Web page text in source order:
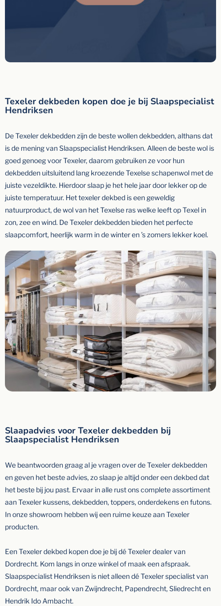
Texeler dekbeden kopen doe je bij Slaapspecialist
Hendriksen
De Texeler dekbedden zijn de beste wollen dekbedden, althans dat
is de mening van Slaapspecialist Hendriksen. Alleen de beste wol is
goed genoeg voor Texeler, daarom gebruiken ze voor hun
dekbedden uitsluitend lang kroezende Texelse schapenwol met de
juiste vezeldikte. Hierdoor slaap je het hele jaar door lekker op de
juiste temperatuur. Het texeler dekbed is een geweldig
natuurproduct, de wol van het Texelse ras welke leeft op Texel in
zon, zee en wind. De Texeler dekbedden bieden het perfecte
slaapcomfort, heerlijk warm in de winter en ’s zomers lekker koel.
Slaapadvies voor Texeler dekbedden bij
Slaapspecialist Hendriksen
We beantwoorden graag al je vragen over de Texeler dekbedden
en geven het beste advies, zo slaap je altijd onder een dekbed dat
het beste bij jou past. Ervaar in alle rust ons complete assortiment
aan Texeler kussens, dekbedden, toppers, onderdekens en futons.
In onze showroom hebben wij een ruime keuze aan Texeler
producten.
Een Texeler dekbed kopen doe je bij dé Texeler dealer van
Dordrecht. Kom langs in onze winkel of maak een afspraak.
Slaapspecialist Hendriksen is niet alleen dé Texeler specialist van
Dordrecht, maar ook van Zwijndrecht, Papendrecht, Sliedrecht en
Hendrik Ido Ambacht.